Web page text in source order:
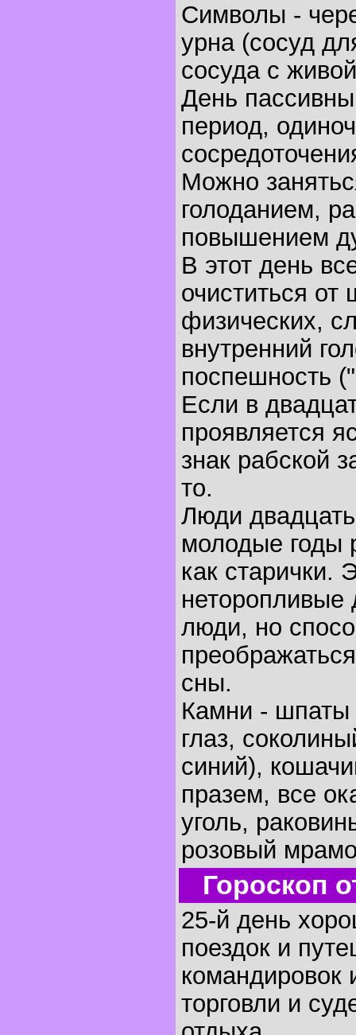
Символы -
урна (сосуд
сосуда с
День
период,
Можно
голоданием,
повышением
В этот день
очиститься
физических,
внутренний
поспешность
Если в
проявляется
знак рабской
то.
Люди
молодые годы
как старички.
неторопливые
люди, но
сны.
Камни - шпаты
глаз,
синий),
празем, все
уголь,
розовый
Гороскоп
25-й день
поездок и
командировок
торговли и